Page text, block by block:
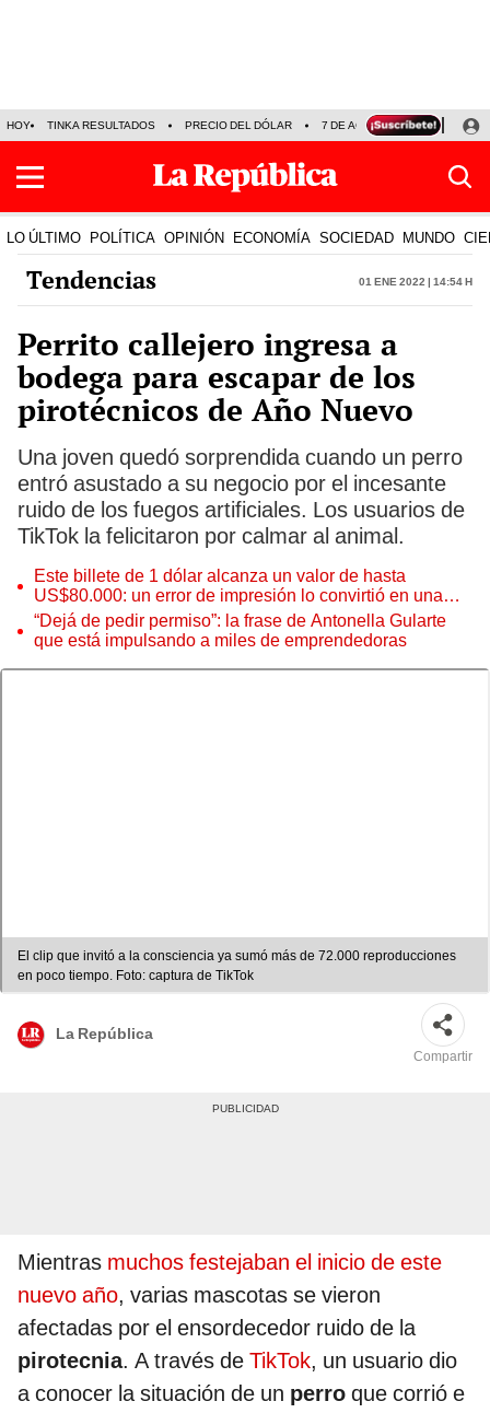
HOY TINKA RESULTADOS PRECIO DEL DÓLAR 7 DE AGOSTO OLLANTA
LO ÚLTIMO POLÍTICA OPINIÓN ECONOMÍA SOCIEDAD MUNDO
Tendencias 01 Ene 2022 | 14:54 h
Perrito callejero ingresa a
bodega para escapar de los
pirotécnicos de Año Nuevo
Una joven quedó sorprendida cuando un perro
entró asustado a su negocio por el incesante
ruido de los fuegos artificiales. Los usuarios de
TikTok la felicitaron por calmar al animal.
Este billete de 1 dólar alcanza un valor de hasta
US$80.000: un error de impresión lo convirtió en una
pieza única que hoy buscan coleccionistas de todo el
mundo
“Dejá de pedir permiso”: la frase de Antonella Gularte
que está impulsando a miles de emprendedoras
El clip que invitó a la consciencia ya sumó más de 72.000 reproducciones
en poco tiempo. Foto: captura de TikTok
La República
Compartir
Mientras muchos festejaban el inicio de este
nuevo año, varias mascotas se vieron
afectadas por el ensordecedor ruido de la
pirotecnia. A través de TikTok, un usuario dio
a conocer la situación de un perro que corrió e